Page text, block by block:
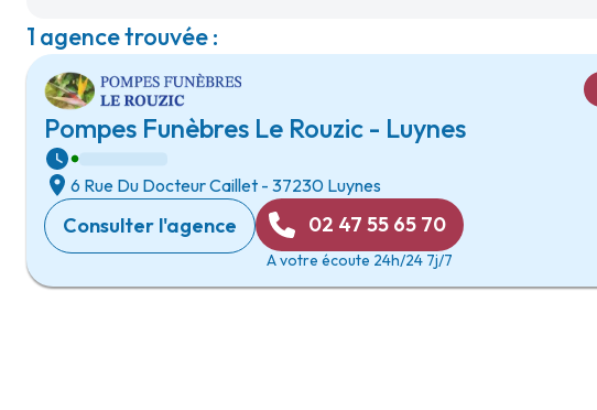
1 agence trouvée :
Pompes Funèbres Le Rouzic - Luynes
6 Rue Du Docteur Caillet - 37230 Luynes
Consulter l'agence 02 47 55 65 70
A votre écoute 24h/24 7j/7